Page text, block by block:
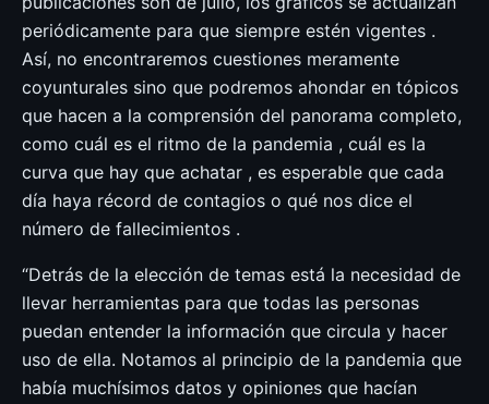
periódicamente para que siempre estén vigentes .
Así, no encontraremos cuestiones meramente
coyunturales sino que podremos ahondar en tópicos
que hacen a la comprensión del panorama completo,
como cuál es el ritmo de la pandemia , cuál es la
curva que hay que achatar , es esperable que cada
día haya récord de contagios o qué nos dice el
número de fallecimientos .
“Detrás de la elección de temas está la necesidad de
llevar herramientas para que todas las personas
puedan entender la información que circula y hacer
uso de ella. Notamos al principio de la pandemia que
había muchísimos datos y opiniones que hacían